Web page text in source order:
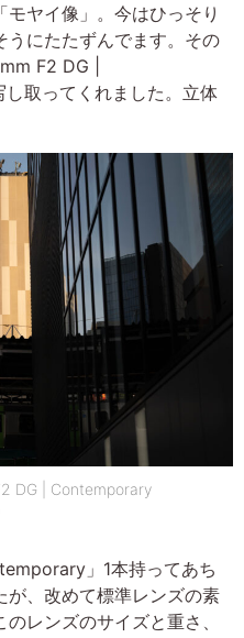
ヤイ像」。今はひっそり
うにたたずんでます。その
F2 DG |
取ってくれました。立体
DG | Contemporary
」1本持ってあち
が、改めて標準レンズの素
レンズのサイズと重さ、